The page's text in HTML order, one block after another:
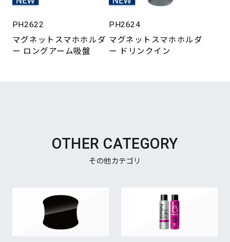
PH2622
マグネットスマホホルダ
ー ロングアーム吸盤
PH2624
マグネットスマホホルダ
ー ドリンクイン
OTHER CATEGORY
その他カテゴリ